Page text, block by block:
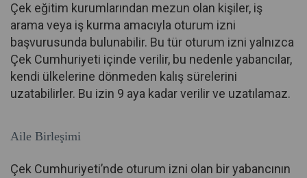
Çek eğitim kurumlarından mezun olan kişiler, iş
arama veya iş kurma amacıyla oturum izni
başvurusunda bulunabilir. Bu tür oturum izni yalnızca
Çek Cumhuriyeti içinde verilir, bu nedenle yabancılar,
kendi ülkelerine dönmeden kalış sürelerini
uzatabilirler. Bu izin 9 aya kadar verilir ve uzatılamaz.
Aile Birleşimi
Çek Cumhuriyeti’nde oturum izni olan bir yabancının